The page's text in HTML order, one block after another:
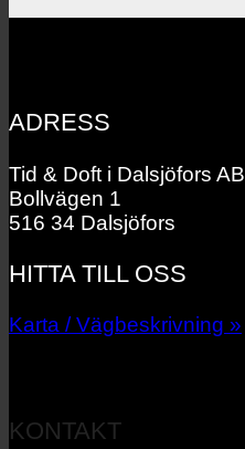
ADRESS
Tid & Doft i Dalsjöfors AB
Bollvägen 1
516 34 Dalsjöfors
HITTA TILL OSS
Karta / Vägbeskrivning »
KONTAKT